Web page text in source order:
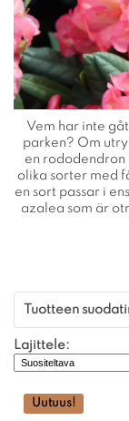
Vem har inte
parken? Om
en rododendron
olika sorter med
en sort passar i
azalea som är
Tuotteen
Lajittele:
Uutuus!